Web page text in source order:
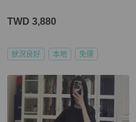
TWD 3,880
狀況良好 本地 免運